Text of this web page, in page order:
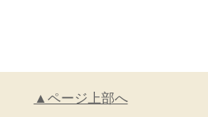
▲ページ上部へ